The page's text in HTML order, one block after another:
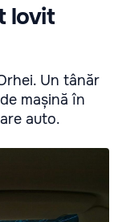
lovit
Un tânăr
mașină în
auto.